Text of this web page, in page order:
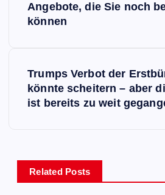
g
Angebote, die Sie noch
können
Trumps Verbot der
könnte scheitern – aber
ist bereits zu weit
Related Posts